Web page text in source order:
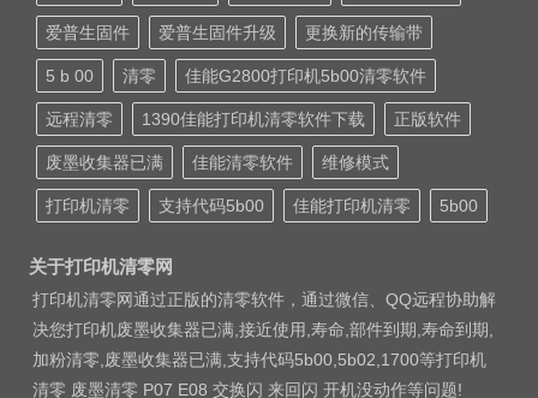
爱普生固件 爱普生固件升级 更换新的传输带
5 b 00 清零 佳能G2800打印机5b00清零软件
远程清零 1390佳能打印机清零软件下载 正版软件
废墨收集器已满 佳能清零软件 维修模式
打印机清零 支持代码5b00 佳能打印机清零 5b00
关于打印机清零网
打印机清零网通过正版的清零软件，通过微信、QQ远程协助解
决您打印机废墨收集器已满,接近使用,寿命,部件到期,寿命到期,
加粉清零,废墨收集器已满,支持代码5b00,5b02,1700等打印机
清零 废墨清零 P07 E08 交换闪 来回闪 开机没动作等问题!